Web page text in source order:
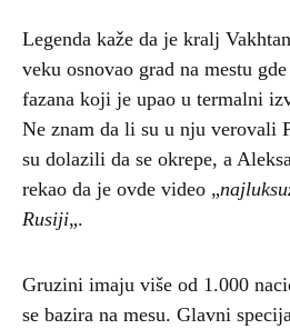
Legenda kaže da je kralj
veku osnovao grad na mestu
fazana koji je upao u termalni
Ne znam da li su u nju verovali
su dolazili da se okrepe, a
rekao da je ovde video „
Rusiji„.
Gruzini imaju više od 1.000
se bazira na mesu. Glavni